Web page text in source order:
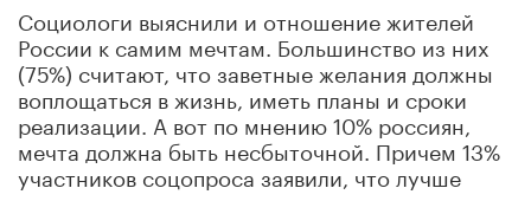
Социологи выяснили и отношение жителей
России к самим мечтам. Большинство из них
(75%) считают, что заветные желания должны
воплощаться в жизнь, иметь планы и сроки
реализации. А вот по мнению 10% россиян,
мечта должна быть несбыточной. Причем 13%
участников соцопроса заявили, что лучше